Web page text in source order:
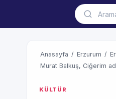
Anasayfa / Erzurum /
Murat Balkuş, Ciğerim
KÜLTÜR